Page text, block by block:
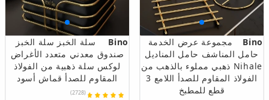
Bino
مجموعة عرض الخدمة
حامل المناشف حامل المناديل
Nihale ذهبي مملوء بالذهب من
الفولاذ المقاوم للصدأ اللامع 3
قطع للمطبخ
Bino
سلة الخبز سلة الخبز
صندوق معدني متعدد الأغراض
لوكس سلة ذهبية من الفولاذ
المقاوم للصدأ قماش أسود
(2728)